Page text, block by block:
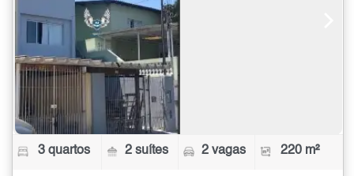
3 quartos 2 suítes 2 vagas 220 m²